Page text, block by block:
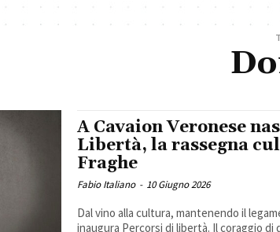
A Cavaion Veronese
Libertà, la rassegna
Fraghe
Fabio Italiano - 10 Giugno 2026
Dal vino alla cultura, mantenendo il
inaugura Percorsi di libertà. Il coraggio